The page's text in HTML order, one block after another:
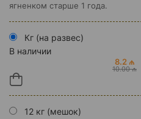
ягненком старше 1 года.
Кг (на развес)
В наличии
8.2 ₼
10.00 ₼
12 кг (мешок)